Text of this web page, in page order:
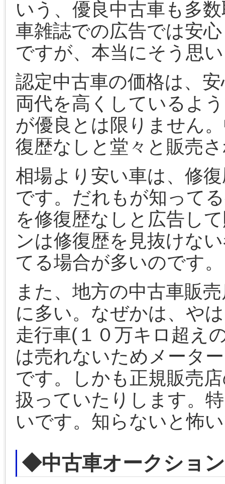
いう、優良中古車も多
車雑誌での広告では安
ですが、本当にそう思
認定中古車の価格は、
両代を高くしているよ
が優良とは限りません
復歴なしと堂々と販売
相場より安い車は、修
です。だれもが知って
を修復歴なしと広告し
ンは修復歴を見抜けな
てる場合が多いのです。
また、地方の中古車販
に多い。なぜかは、や
走行車(１０万キロ超え
は売れないためメータ
です。しかも正規販売
扱っていたりします。
いです。知らないと怖
◆中古車オークショ